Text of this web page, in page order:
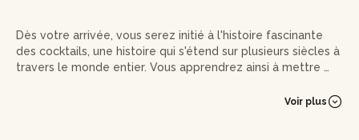
Dès votre arrivée, vous serez initié à l'histoire fascinante
des cocktails, une histoire qui s'étend sur plusieurs siècles à
travers le monde entier. Vous apprendrez ainsi à mettre en
techniques utilisées pour créer ces breuvages intemporels.
Voir plus